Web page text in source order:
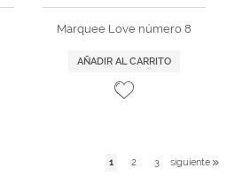
Marquee Love número 8
AÑADIR AL CARRITO
1 2 3 siguiente